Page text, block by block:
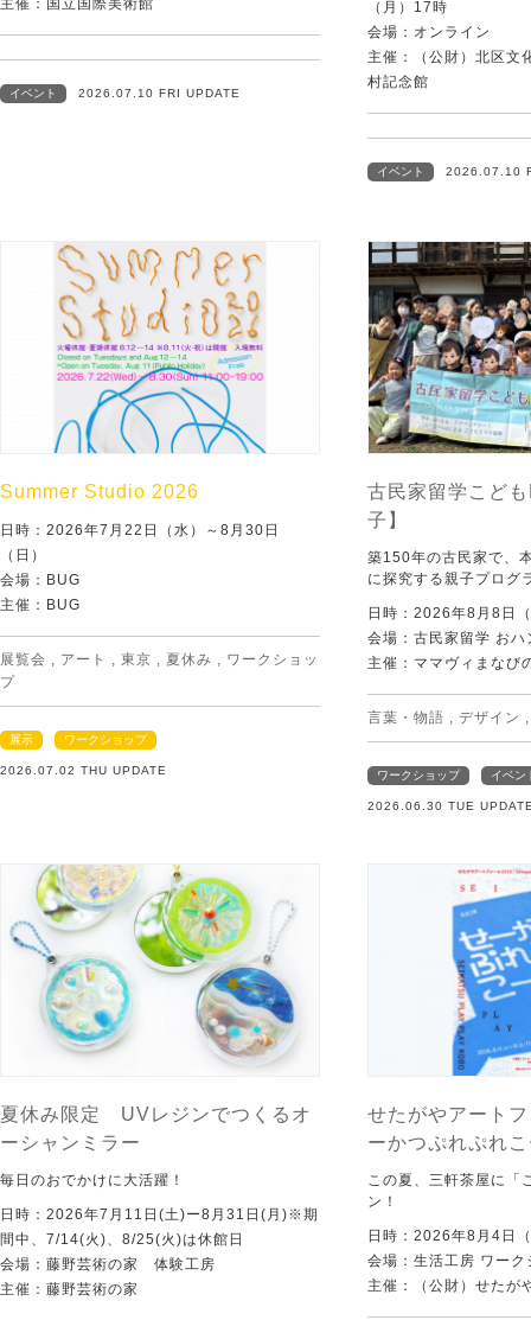
主催：国立国際美術館
イベント 2026.07.10 FRI UPDATE
（月）17時
会場：オンライン
主催：（公財）北区
村記念館
イベント 2026.07.10
Summer Studio 2026
日時：2026年7月22日（水）～8月30日
（日）
会場：BUG
主催：BUG
展覧会 , アート , 東京 , 夏休み , ワークショッ
プ
展示 ワークショップ
2026.07.02 THU UPDATE
古民家留学こど
子】
築150年の古民家で、
に探究する親子プログ
日時：2026年8月8日
会場：古民家留学 おハ
主催：ママヴィまなび
言葉・物語 , デザイン
ワークショップ イベン
2026.06.30 TUE
夏休み限定 UVレジンでつくるオ
ーシャンミラー
毎日のおでかけに大活躍！
日時：2026年7月11日(土)ー8月31日(月)※期
間中、7/14(火)、8/25(火)は休館日
会場：藤野芸術の家 体験工房
主催：藤野芸術の家
せたがやアート
ーかつぷれぷれ
この夏、三軒茶屋に「
ン！
日時：2026年8月4日
会場：生活工房 ワー
主催：（公財）せたが